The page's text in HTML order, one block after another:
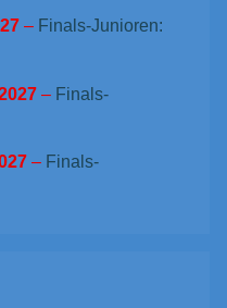
– Finals-Junioren:
– Finals-
– Finals-